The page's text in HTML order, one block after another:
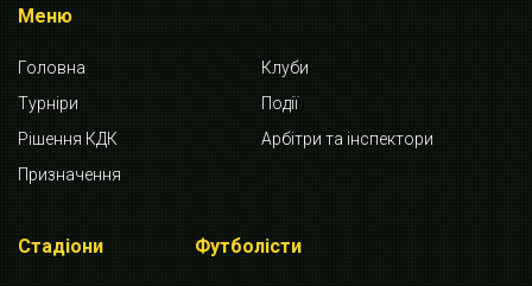
Меню
Головна
Клуби
Турніри
Події
Рішення КДК
Арбітри та інспектори
Призначення
Стадіони Футболісти